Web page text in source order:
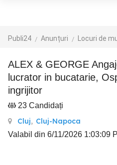
Publi24 Anunțuri Locuri de
ALEX & GEORGE Angajeaza :Ajutor bucatar,
lucrator in bucatarie,
ingrijitor
23 Candidați
Cluj, Cluj-Napoca
Valabil din 6/11/2026 1:03:09